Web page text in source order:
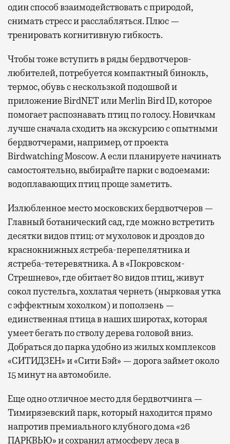
один способ взаимодействовать с природой,
снимать стресс и расслабляться. Плюс —
тренировать когнитивную гибкость.
Чтобы тоже вступить в ряды бердвотчеров-
любителей, потребуется компактный бинокль,
термос, обувь с нескользкой подошвой и
приложение BirdNET или Merlin Bird ID, которое
помогает распознавать птиц по голосу. Новичкам
лучше сначала сходить на экскурсию с опытными
бердвотчерами, например, от проекта
Birdwatching Moscow. А если планируете начинать
самостоятельно, выбирайте парки с водоемами:
водоплавающих птиц проще заметить.
Излюбленное место московских бердвотчеров —
Главный ботанический сад, где можно встретить
десятки видов птиц: от мухоловок и дроздов до
краснокнижных ястреба-перепелятника и
ястреба-тетеревятника. А в «Покровском-
Стрешнево», где обитает 80 видов птиц, живут
сокол пустельга, хохлатая чернеть (нырковая утка
с эффектным хохолком) и поползень —
единственная птица в наших широтах, которая
умеет бегать по стволу дерева головой вниз.
Добраться до парка удобно из жилых комплексов
«СИТИДЗЕН» и «Сити Бэй» — дорога займет около
15 минут на автомобиле.
Еще одно отличное место для бердвотчинга —
Тимирязевский парк, который находится прямо
напротив премиального клубного дома «26
ПАРКВЬЮ» и сохранил атмосферу леса в